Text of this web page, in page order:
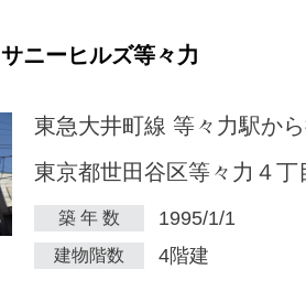
サニーヒルズ等々力
東急大井町線 等々力駅か
東京都世田谷区等々力４丁
築 年 数 1995/1/1
建物階数 4階建